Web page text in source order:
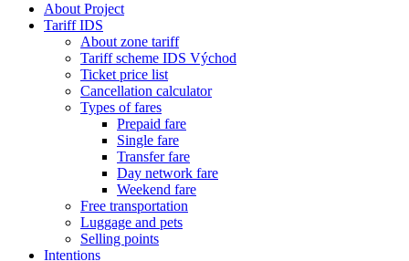
About Project
Tariff IDS
About zone tariff
Tariff scheme IDS Východ
Ticket price list
Cancellation calculator
Types of fares
Prepaid fare
Single fare
Transfer fare
Day network fare
Weekend fare
Free transportation
Luggage and pets
Selling points
Intentions